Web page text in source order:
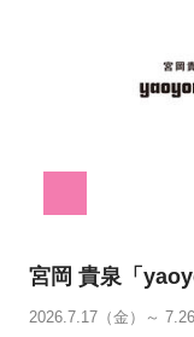
宮岡 貴泉「
2026.7.17（金）～ 7.26